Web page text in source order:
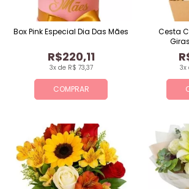
COMPRAR
3x de R$ 73,37
R$220,11
Box Pink Especial Dia Das Mães
3x
Cesta